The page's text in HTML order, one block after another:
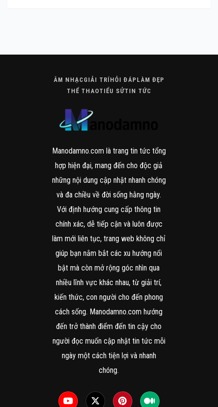
ÂM NHẠC GIẢI TRÍHỎI ĐÁP LÀM ĐẸP
THỂ THAOTIỂU SỬTIN TỨC
Manodamno.com là trang tin tức tổng
hợp hiện đại, mang đến cho độc giả
những nội dung cập nhật nhanh chóng
và đa chiều về đời sống hằng ngày.
Với định hướng cung cấp thông tin
chính xác, dễ tiếp cận và luôn được
làm mới liên tục, trang web không chỉ
giúp bạn nắm bắt các xu hướng nổi
bật mà còn mở rộng góc nhìn qua
nhiều lĩnh vực khác nhau, từ giải trí,
kiến thức, con người cho đến phong
cách sống. Manodamno.com hướng
đến trở thành điểm đến tin cậy cho
người đọc muốn cập nhật tin tức mỗi
ngày một cách tiện lợi và nhanh
chóng.